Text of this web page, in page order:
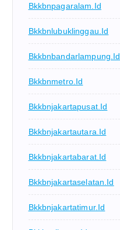
Bkkbnpagaralam.id
Bkkbnlubuklinggau.id
Bkkbnbandarlampung.id
Bkkbnmetro.id
Bkkbnjakartapusat.id
Bkkbnjakartautara.id
Bkkbnjakartabarat.id
Bkkbnjakartaselatan.id
Bkkbnjakartatimur.id